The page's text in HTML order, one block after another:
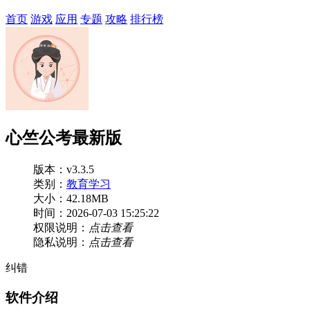
首页 游戏 应用 专题 攻略 排行榜
心竺公考最新版
版本：v3.3.5
类别： 教育学习
大小：42.18MB
时间：2026-07-03 15:25:22
权限说明： 点击查看
隐私说明： 点击查看
纠错
软件介绍